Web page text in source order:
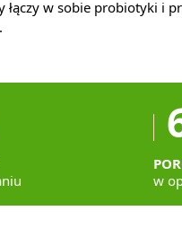
łączy w sobie probiotyki i
w